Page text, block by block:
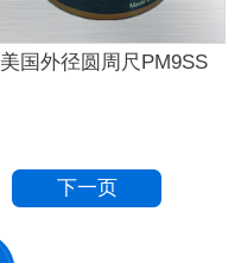
美国外径圆周尺PM9SS
下一页